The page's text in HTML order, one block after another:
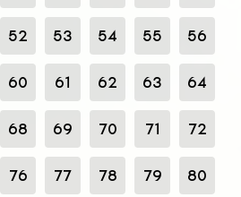
52 53 54 55 56
60 61 62 63 64
68 69 70 71 72
76 77 78 79 80